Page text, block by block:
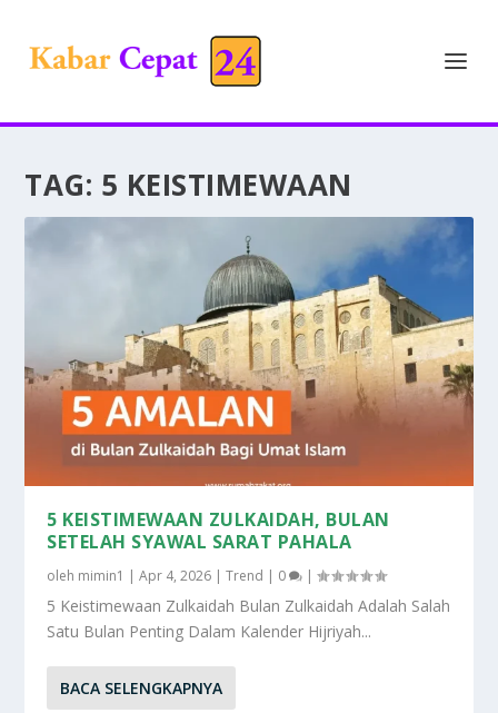
TAG: 5 KEISTIMEWAAN
5 KEISTIMEWAAN ZULKAIDAH, BULAN
SETELAH SYAWAL SARAT PAHALA
oleh mimin1 |Apr 4, 2026 |Trend | 0 |
5 Keistimewaan Zulkaidah Bulan Zulkaidah Adalah Salah
Satu Bulan Penting Dalam Kalender Hijriyah...
BACA SELENGKAPNYA